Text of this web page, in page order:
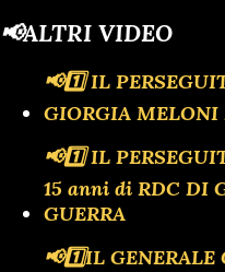
📢ALTRI VIDEO
📢1️⃣ IL
GIORGIA MELONI
📢1️⃣ IL
15 anni di RDC DI
GUERRA
📢1️⃣IL GENERALE